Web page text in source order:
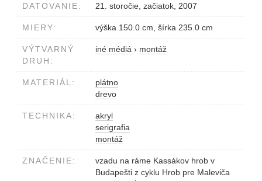
DATOVANIE: 21. storočie, začiatok, 2007
MIERY: výška 150.0 cm, šírka 235.0 cm
VÝTVARNÝ
DRUH:
iné médiá › montáž
MATERIÁL:
plátno
drevo
TECHNIKA:
akryl
serigrafia
montáž
ZNAČENIE:
vzadu na ráme Kassákov hrob v
Budapešti z cyklu Hrob pre Maleviča